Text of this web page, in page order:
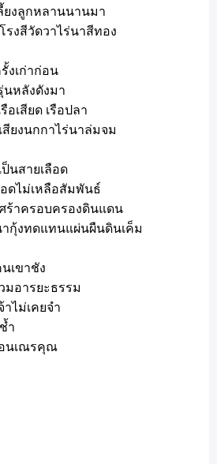
งลูกหลานนานมา
รงสีวัดวาไร่นาสีทอง
งเก่าก่อน
หลังดังมา
อเสียด เรือปลา
สียงนกกาไร่นาล่มจม
นสายเลือด
ดไม่เหลือสัมพันธ์
ศร้าครอบครองดินแดน
กุ้งทดแทนแผ่นผืนดินเค็ม
เขาชัง
มอารยะธรรม
ไม่เคยจำ
ำ
นเณรคุณ